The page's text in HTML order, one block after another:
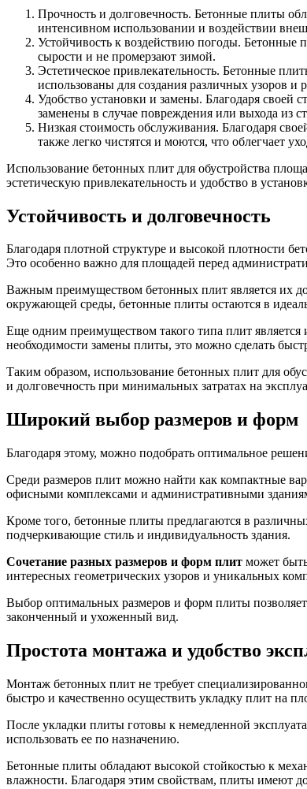
Прочность и долговечность. Бетонные плиты
интенсивном использовании и воздействии
Устойчивость к воздействию погоды.
сырости и не промерзают зимой.
Эстетическое привлекательность. Бетонные
использованы для создания различных узоров и
Удобство установки и замены. Благодаря
заменены в случае повреждения или выхода из
Низкая стоимость обслуживания. Благодаря
также легко чистятся и моются, что облегчает
Использование бетонных плит для обустройства
эстетическую привлекательность и удобство в
Устойчивость и долговечность
Благодаря плотной структуре и высокой плотности
Это особенно важно для площадей перед
Важным преимуществом бетонных плит является их
окружающей среды, бетонные плиты остаются в
Еще одним преимуществом такого типа плит
необходимости замены плиты, это можно сделать
Таким образом, использование бетонных плит для
и долговечность при минимальных затратах на
Широкий выбор размеров и форм
Благодаря этому, можно подобрать оптимальное
Среди размеров плит можно найти как компактные
офисными комплексами и административными
Кроме того, бетонные плиты предлагаются в
подчеркивающие стиль и индивидуальность здания.
Сочетание разных размеров и форм плит может
интересных геометрических узоров и уникальных
Выбор оптимальных размеров и форм плиты
законченный и ухоженный вид.
Простота монтажа и удобство
Монтаж бетонных плит не требует
быстро и качественно осуществить укладку плит на
После укладки плиты готовы к немедленной
использовать ее по назначению.
Бетонные плиты обладают высокой стойкостью к
влажности. Благодаря этим свойствам, плиты имеют